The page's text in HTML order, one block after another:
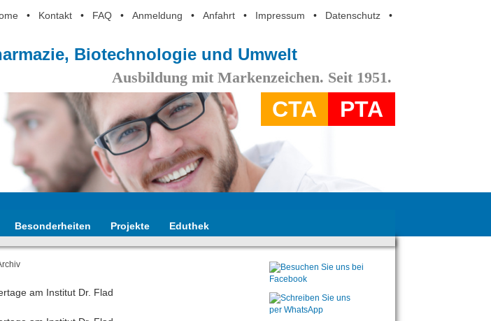
• Kontakt • FAQ • Anmeldung • Anfahrt • Impressum • Datenschutz •
Biotechnologie und Umwelt
Ausbildung mit Markenzeichen. Seit 1951.
CTA PTA
Besonderheiten Projekte Eduthek